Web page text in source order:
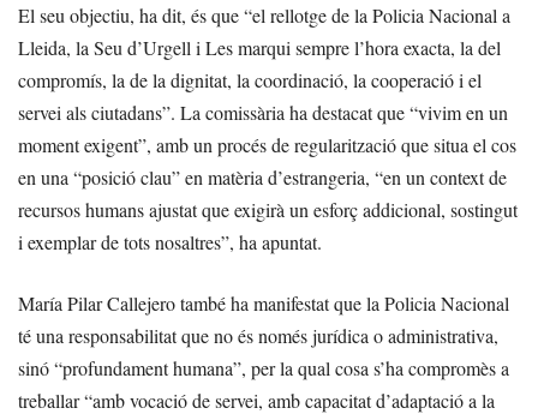
El seu objectiu, ha dit, és que “el rellotge de la Policia Nacional a
Lleida, la Seu d’Urgell i Les marqui sempre l’hora exacta, la del
compromís, la de la dignitat, la coordinació, la cooperació i el
servei als ciutadans”. La comissària ha destacat que “vivim en un
moment exigent”, amb un procés de regularització que situa el cos
en una “posició clau” en matèria d’estrangeria, “en un context de
recursos humans ajustat que exigirà un esforç addicional, sostingut
i exemplar de tots nosaltres”, ha apuntat.
María Pilar Callejero també ha manifestat que la Policia Nacional
té una responsabilitat que no és només jurídica o administrativa,
sinó “profundament humana”, per la qual cosa s’ha compromès a
treballar “amb vocació de servei, amb capacitat d’adaptació a la